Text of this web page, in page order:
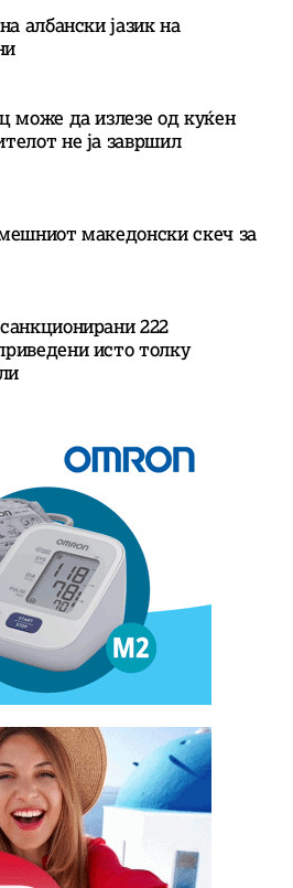
албански јазик на
може да излезе од куќен
не ја завршил
македонски скеч за
222
исто толку